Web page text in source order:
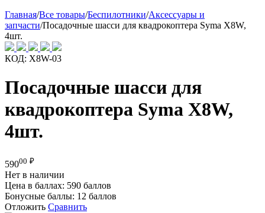
Главная/Все товары/Беспилотники/Аксессуары и
запчасти/Посадочные шасси для квадрокоптера Syma X8W,
4шт.
КОД: X8W-03
Посадочные шасси для
квадрокоптера Syma X8W,
4шт.
59000 ₽
Нет в наличии
Цена в баллах: 590 баллов
Бонусные баллы: 12 баллов
Отложить Сравнить